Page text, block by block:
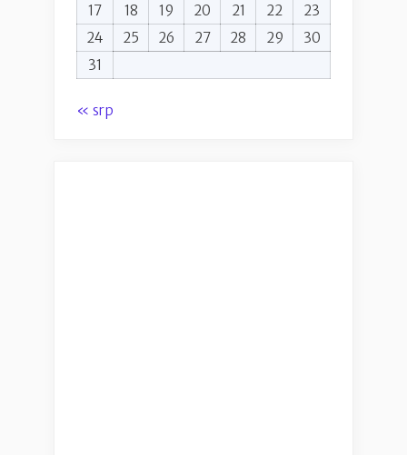
17
18 19 20 21 22
23
24
25 26 27 28 29
30
31
« srp